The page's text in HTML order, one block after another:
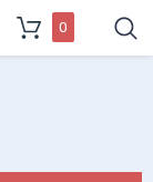
0